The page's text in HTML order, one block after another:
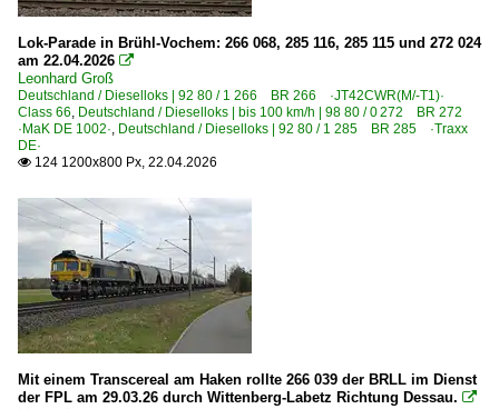
Rodleben
Rommerskirchen
Roßlau (Elbe)
Rüdesheim am Rhein (Alle Bahnhöfe)
Saarmund
Schwarzenbek
Singen (Htw)
Stendal Hbf ·LS·
Stommeln
Stuttgart (Sonstige)
Treuchtlingen
Ulm Hbf ·TQU R/F·
Lok-Parade in Brühl-Vochem: 266 068, 285 116, 285 115 und 272 024
am 22.04.2026 
Leonhard Groß
Deutschland / Dieselloks | 92 80 / 1 266 BR 266 ·JT42CWR(M/-T1)·
Class 66, Deutschland / Dieselloks | bis 100 km/h | 98 80 / 0 272 BR 272
·MaK DE 1002·, Deutschland / Dieselloks | 92 80 / 1 285 BR 285 ·Traxx
DE·
 124 1200x800 Px, 22.04.2026
Mit einem Transcereal am Haken rollte 266 039 der BRLL im Dienst
der FPL am 29.03.26 durch Wittenberg-Labetz Richtung Dessau. 